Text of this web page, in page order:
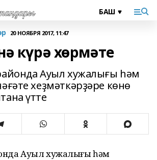
20 НОЯБРЯ 2017, 11:47
күрә хөрмәте
Ауыл хужалығы һәм
хеҙмәткәрҙәре көнө
үтте
Ауыл хужалығы һәм